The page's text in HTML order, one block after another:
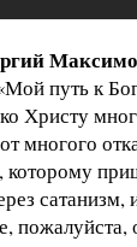
путь к
Христу
многого
которому
сатанизм,
пожалуйста,